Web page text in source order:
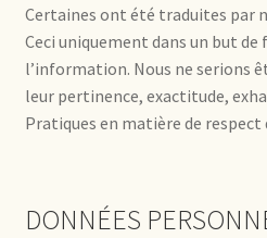
Certaines ont été traduites par
Ceci uniquement dans un but de
l’information. Nous ne serions
leur pertinence, exactitude,
Pratiques en matière de respect
DONNÉES